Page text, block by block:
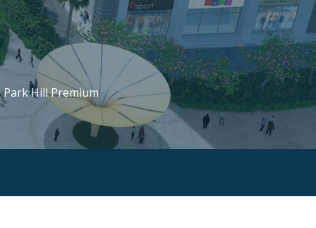
Park Hill Premium